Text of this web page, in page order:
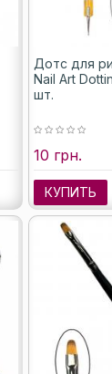
Дотс для
Nail Art
шт.
10 грн.
КУПИТЬ